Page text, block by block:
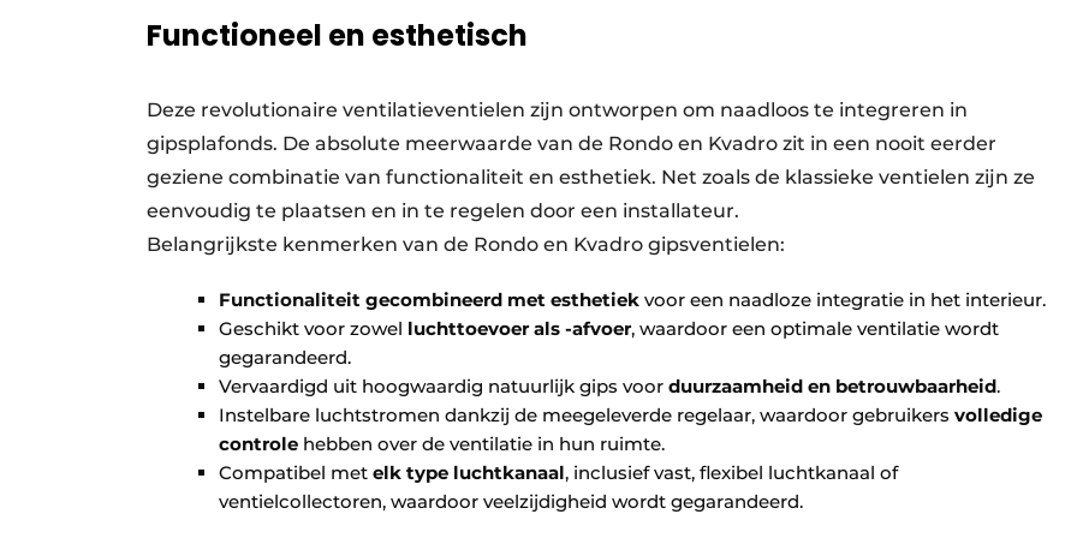
Functioneel en esthetisch
Deze revolutionaire ventilatieventielen zijn ontworpen om naadloos te integreren in
gipsplafonds. De absolute meerwaarde van de Rondo en Kvadro zit in een nooit eerder
geziene combinatie van functionaliteit en esthetiek. Net zoals de klassieke ventielen zijn ze
eenvoudig te plaatsen en in te regelen door een installateur.
Belangrijkste kenmerken van de Rondo en Kvadro gipsventielen:
Functionaliteit gecombineerd met esthetiek voor een naadloze integratie in het interieur.
Geschikt voor zowel luchttoevoer als -afvoer, waardoor een optimale ventilatie wordt
gegarandeerd.
Vervaardigd uit hoogwaardig natuurlijk gips voor duurzaamheid en betrouwbaarheid.
Instelbare luchtstromen dankzij de meegeleverde regelaar, waardoor gebruikers volledige
controle hebben over de ventilatie in hun ruimte.
Compatibel met elk type luchtkanaal, inclusief vast, flexibel luchtkanaal of
ventielcollectoren, waardoor veelzijdigheid wordt gegarandeerd.